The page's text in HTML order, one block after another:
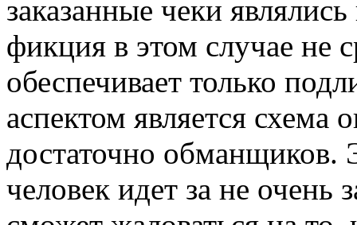
заказанные чеки
фикция в этом случае не
обеспечивает только
аспектом является схема
достаточно обманщиков.
человек идет за не очень